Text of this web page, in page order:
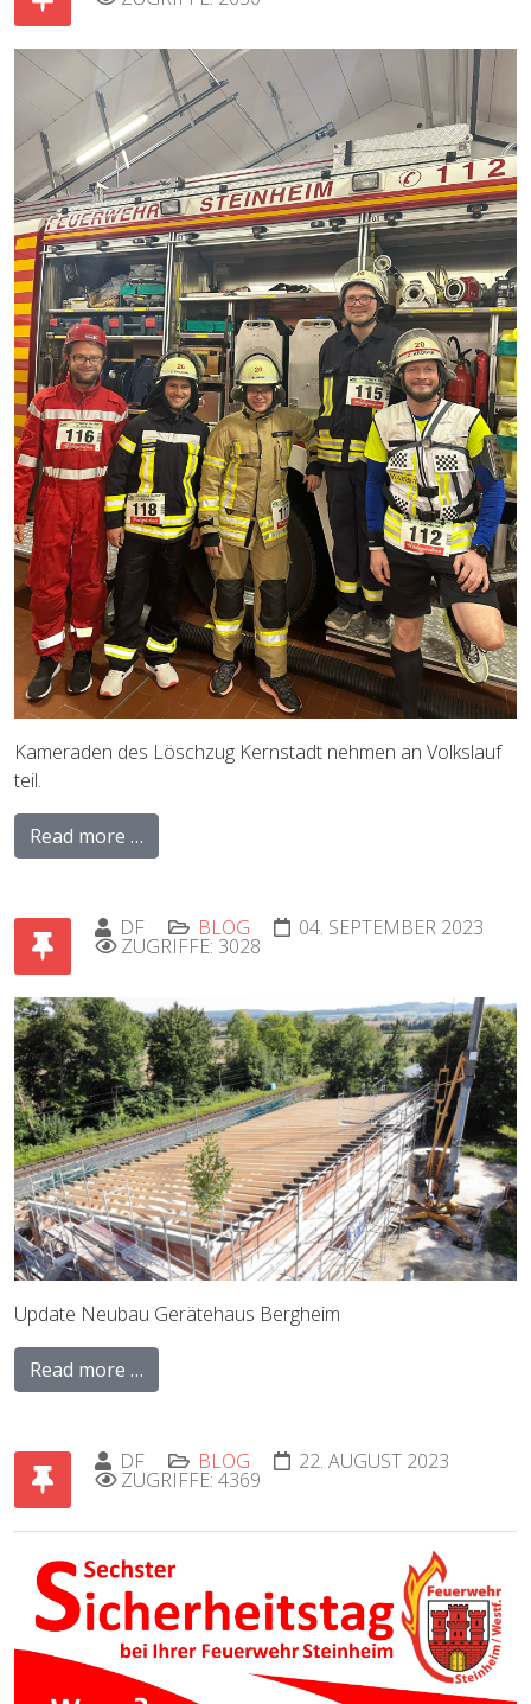
Kameraden des Löschzug Kernstadt nehmen an Volkslauf
teil.
Read more …
DF BLOG 04. SEPTEMBER 2023
ZUGRIFFE: 3028
Update Neubau Gerätehaus Bergheim
Read more …
DF BLOG 22. AUGUST 2023
ZUGRIFFE: 4369